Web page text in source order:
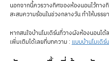
นอกจากนี้ควรวางทิศของห้องนอนไว้ทาง
สะสมความร้อนในช่วงกลางวัน ทำให้บรร
หากสนใจบ้านโมเดิร์นที่วางผังห้องนอนไ
เพิ่มเติมได้เลยที่บทความ : แบบบ้านโมเดิร์น